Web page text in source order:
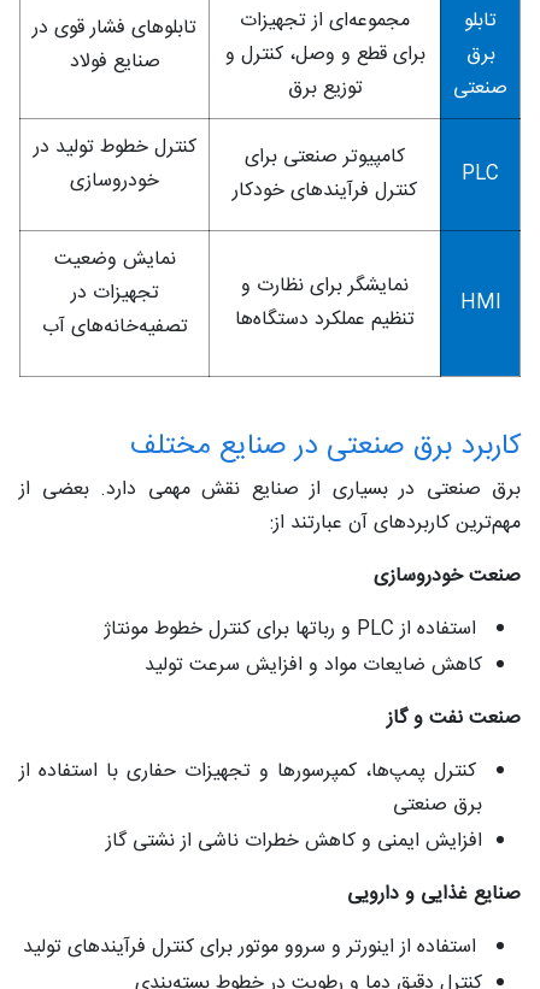
تابلو
برق
صنعتی
مجموعه‌ای از تجهیزات
برای قطع و وصل، کنترل و
توزیع برق
تابلوهای فشار قوی در
صنایع فولاد
PLC
کامپیوتر صنعتی برای
کنترل فرآیندهای خودکار
کنترل خطوط تولید در
خودروسازی
HMI
نمایشگر برای نظارت و
تنظیم عملکرد دستگاه‌ها
نمایش وضعیت
تجهیزات در
تصفیه‌خانه‌های آب
کاربرد برق صنعتی در صنایع مختلف
برق صنعتی در بسیاری از صنایع نقش مهمی دارد. بعضی از
مهم‌ترین کاربردهای آن عبارتند از:
صنعت خودروسازی
استفاده از PLC و رباتها برای کنترل خطوط مونتاژ
کاهش ضایعات مواد و افزایش سرعت تولید
صنعت نفت و گاز
کنترل پمپ‌ها، کمپرسورها و تجهیزات حفاری با استفاده از
برق صنعتی
افزایش ایمنی و کاهش خطرات ناشی از نشتی گاز
صنایع غذایی و دارویی
استفاده از اینورتر و سروو موتور برای کنترل فرآیندهای تولید